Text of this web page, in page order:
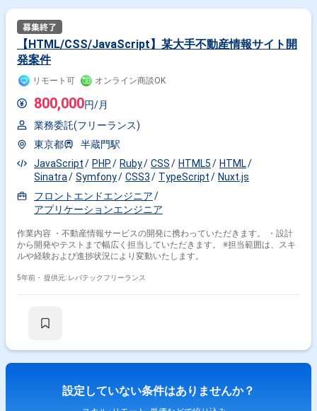
【HTML/CSS/JavaScript】某大手不動産情報サイト開
発案件
リモート可 オンライン商談OK
800,000円/月
業務委託(フリーランス)
東京都
半蔵門駅
JavaScript
PHP Ruby CSS HTML5
HTML
Sinatra
Symfony CSS3 TypeScript
Nuxt.js
フロントエンドエンジニア
アプリケーションエンジニア
作業内容 ・不動産情報サービスの開発に携わっていただきます。 ・設計
から開発やテストまで幅広く担当していただきます。 ※担当範囲は、スキ
ルや経験および進捗状況により変動いたします。
5年前・ 提供元: レバテックフリーランス
設定していない条件はありませんか？